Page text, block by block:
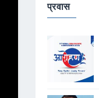
प्रवास